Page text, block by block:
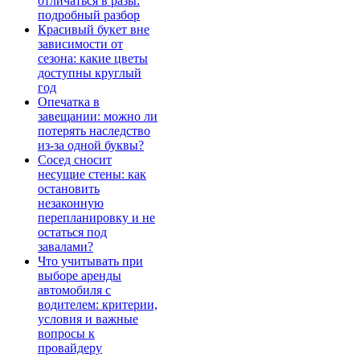
подробный разбор
Красивый букет вне
зависимости от
сезона: какие цветы
доступны круглый
год
Опечатка в
завещании: можно ли
потерять наследство
из-за одной буквы?
Сосед сносит
несущие стены: как
остановить
незаконную
перепланировку и не
остаться под
завалами?
Что учитывать при
выборе аренды
автомобиля с
водителем: критерии,
условия и важные
вопросы к
провайдеру